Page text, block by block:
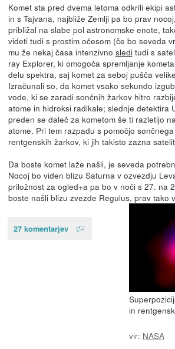
Komet sta pred dvema letoma odkrili ekipi
in s Tajvana, najbliže Zemlji pa bo prav
približal na slabe pol astronomske enote,
videti tudi s prostim očesom (če bo seveda
mu že nekaj časa intenzivno sleditudi s
ray Explorer, ki omogoča spremljanje
delu spektra, saj komet za seboj pušča
Izračunali so, da komet vsako sekundo
vode, ki se zaradi sončnih žarkov hitro
atome in hidroksi radikale; slednje detektira
preden se daleč za kometom še ti razletijo
atome. Pri tem razpadu s pomočjo
rentgenskih žarkov, ki jih takisto zazna
Da boste komet laže našli, je seveda
Nocoj bo viden blizu Saturna v ozvezdju
priložnost za ogled+a pa bo v noči s 27. na
boste našli blizu zvezde Regulus, prav tako
in
vir: NASA
27 komentarjev